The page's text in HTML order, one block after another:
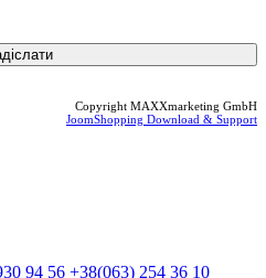
Copyright MAXXmarketing GmbH
JoomShopping Download & Support
94 56 +38(063) 254 36 10